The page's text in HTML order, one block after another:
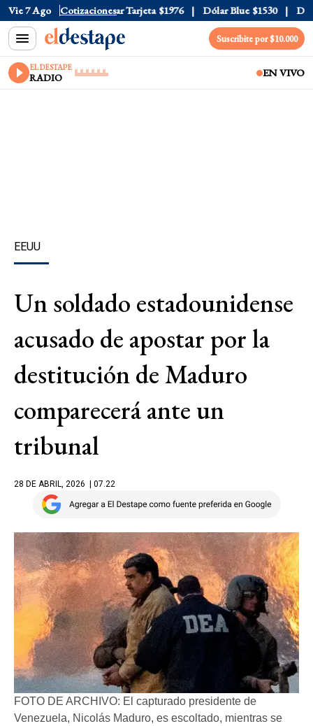
Vie 7 Ago Cotizaciones
Oficial $1520 Dólar Tarjeta $1976 Dólar Blue $1530 Dólar
Suscribite por $10.000
EL DESTAPE
RADIO EN VIVO
EEUU
Un soldado estadounidense
acusado de apostar por la
destitución de Maduro
comparecerá ante un
tribunal
28 DE ABRIL, 2026 | 07.22
FOTO DE ARCHIVO: El capturado presidente de
Venezuela, Nicolás Maduro, es escoltado, mientras se